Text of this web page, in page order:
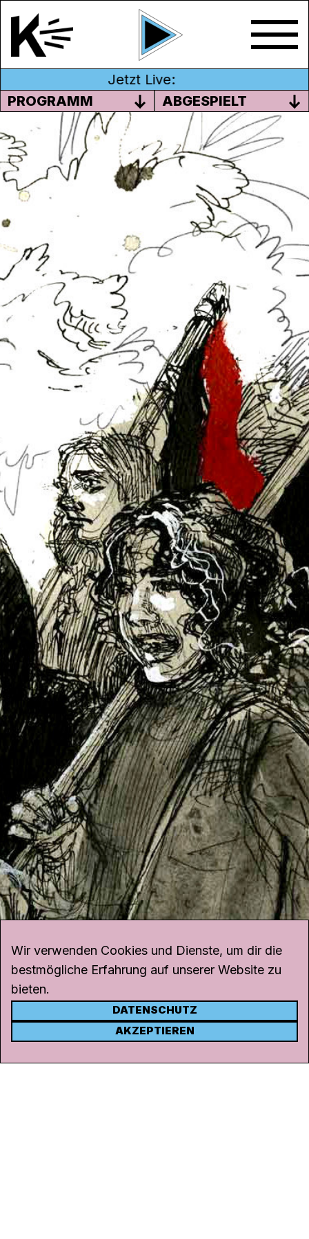
Jetzt Live:
PROGRAMM
ABGESPIELT
RÜCKBLICK FEMINISTISCHER
KAMPFTAG UND PRIDE MONTH
Juni war, wie üblich, voll mit solidarischen
und revolutionären Aktionen, aber auch mit
Wut, Trauer, rainbow Capitalism und pink
cops. Chregu und Bernie blicken Live im
Schwarzen Stern auf den Feministischen
Kampftag und Pride Month zurück. Ein
Rant darf natürlich auch dieses Mal nicht
fehlen. Höre am besten selbst rein!
Sendung vom 02.07.2023
Moderation: A-Team
00:00 01:00:10
PODCAST ABONNIEREN
TuneIn
Details zum PodcastSchwarzer Stern
KONTAKT
Rohrerstrasse 20
Wir verwenden Cookies und Dienste, um dir die
bestmögliche Erfahrung auf unserer Website zu
bieten.
DATENSCHUTZ
AKZEPTIEREN